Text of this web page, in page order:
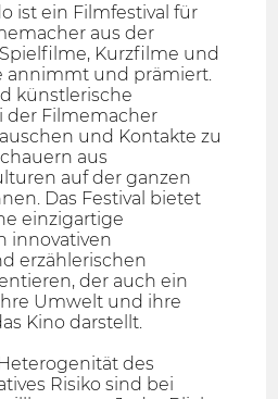
ist ein Filmfestival für
aus der
Kurzfilme und
und prämiert.
künstlerische
der Filmemacher
und Kontakte zu
aus
auf der ganzen
Das Festival bietet
einzigartige
innovativen
erzählerischen
der auch ein
Umwelt und ihre
Kino darstellt.
des
Risiko sind bei